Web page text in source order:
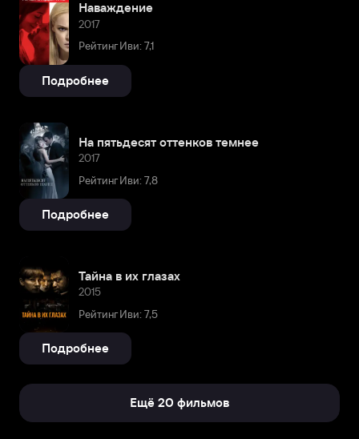
Наваждение
2017
Рейтинг Иви: 7,1
Подробнее
На пятьдесят оттенков темнее
2017
Рейтинг Иви: 7,8
Подробнее
Тайна в их глазах
2015
Рейтинг Иви: 7,5
Подробнее
Ещё 20 фильмов